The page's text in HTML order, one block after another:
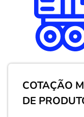
COTAÇÃO
DE